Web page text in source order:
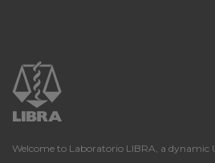
Welcome to Laboratorio LIBRA, a